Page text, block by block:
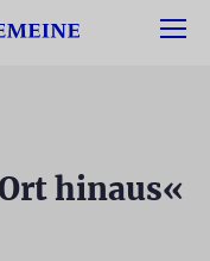
hinaus«